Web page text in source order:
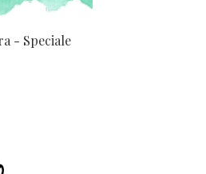
- Speciale